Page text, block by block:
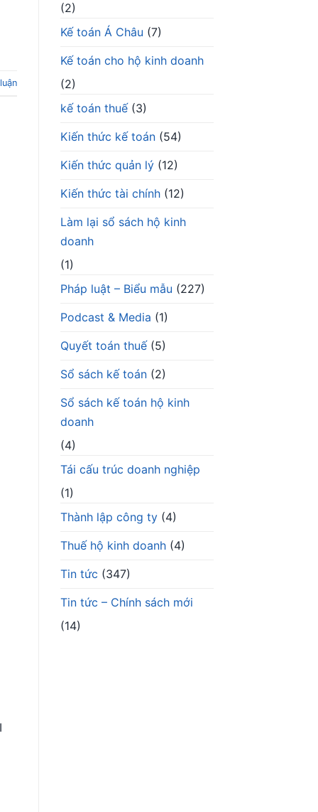
(2)
Kế toán Á Châu (7)
Kế toán cho hộ kinh doanh
(2)
kế toán thuế(3)
Kiến thức kế toán(54)
Kiến thức quản lý(12)
Kiến thức tài chính(12)
Làm lại sổ sách hộ kinh
doanh
(1)
Pháp luật – Biểu mẫu (227)
Podcast & Media (1)
Quyết toán thuế(5)
Sổ sách kế toán(2)
Sổ sách kế toán hộ kinh
doanh
(4)
Tái cấu trúc doanh nghiệp
(1)
Thành lập công ty(4)
Thuế hộ kinh doanh(4)
Tin tức (347)
Tin tức – Chính sách mới
(14)